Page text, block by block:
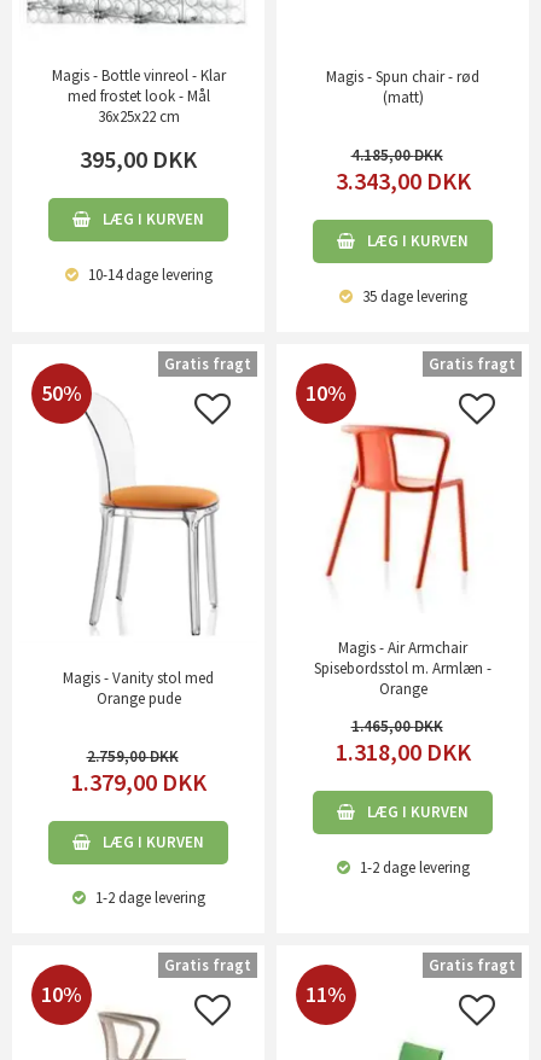
Magis - Bottle vinreol - Klar
med frostet look - Mål
36x25x22 cm
395,00 DKK
LÆG I KURVEN
10-14 dagelevering
Magis - Spun chair - rød
(matt)
4.185,00
3.343,00 DKK
LÆG I KURVEN
35 dagelevering
50%
Magis - Vanity stol med
Orange pude
2.759,00
1.379,00 DKK
LÆG I KURVEN
1-2 dagelevering
Gratis fragt
10%
Magis - Air Armchair
Spisebordsstol m. Armlæn -
Orange
1.465,00
1.318,00 DKK
LÆG I KURVEN
1-2 dagelevering
Gratis fragt
10%
Gratis fragt
11%
Gratis fragt